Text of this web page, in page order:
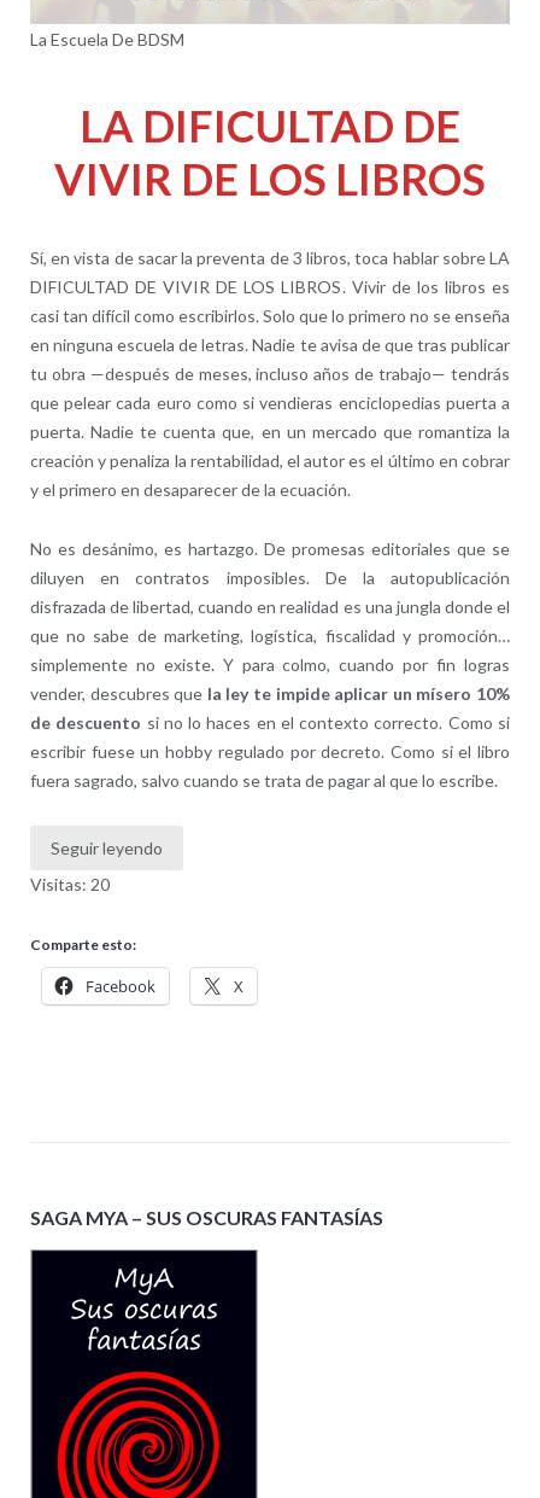
La Escuela De BDSM
LA DIFICULTAD DE
VIVIR DE LOS LIBROS
Sí, en vista de sacar la preventa de 3 libros, toca hablar sobre LA
DIFICULTAD DE VIVIR DE LOS LIBROS. Vivir de los libros es
casi tan difícil como escribirlos. Solo que lo primero no se enseña
en ninguna escuela de letras. Nadie te avisa de que tras publicar
tu obra —después de meses, incluso años de trabajo— tendrás
que pelear cada euro como si vendieras enciclopedias puerta a
puerta. Nadie te cuenta que, en un mercado que romantiza la
creación y penaliza la rentabilidad, el autor es el último en cobrar
y el primero en desaparecer de la ecuación.
No es desánimo, es hartazgo. De promesas editoriales que se
diluyen en contratos imposibles. De la autopublicación
disfrazada de libertad, cuando en realidad es una jungla donde el
que no sabe de marketing, logística, fiscalidad y promoción…
simplemente no existe. Y para colmo, cuando por fin logras
vender, descubres que la ley te impide aplicar un mísero 10%
de descuento si no lo haces en el contexto correcto. Como si
escribir fuese un hobby regulado por decreto. Como si el libro
fuera sagrado, salvo cuando se trata de pagar al que lo escribe.
Seguir leyendo
Visitas: 20
Comparte esto:
Facebook X
SAGA MYA – SUS OSCURAS FANTASÍAS